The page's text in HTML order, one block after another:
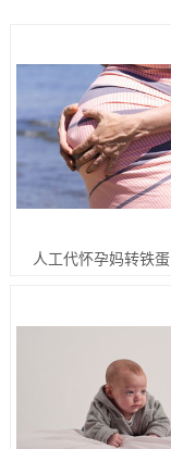
人工代怀孕妈转铁